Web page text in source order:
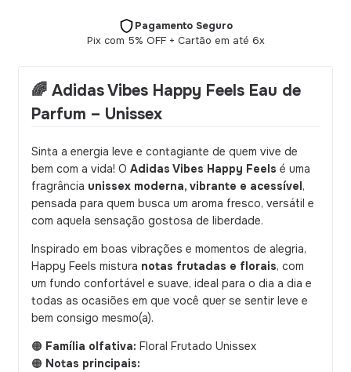
Pagamento Seguro
Pix com 5% OFF + Cartão em até 6x
🌈 Adidas Vibes Happy Feels Eau de
Parfum – Unissex
Sinta a energia leve e contagiante de quem vive de
bem com a vida! O Adidas Vibes Happy Feels é uma
fragrância unissex moderna, vibrante e acessível ,
pensada para quem busca um aroma fresco, versátil e
com aquela sensação gostosa de liberdade.
Inspirado em boas vibrações e momentos de alegria,
Happy Feels mistura notas frutadas e florais, com
um fundo confortável e suave, ideal para o dia a dia e
todas as ocasiões em que você quer se sentir leve e
bem consigo mesmo(a).
🟠 Família olfativa: Floral Frutado Unissex
🟠 Notas principais: